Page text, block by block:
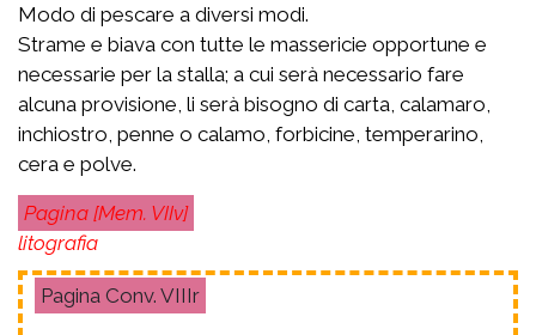
Modo di pescare a diversi modi.
Strame e biava con tutte le massericie opportune e
necessarie per la stalla; a cui serà necessario fare
alcuna provisione, li serà bisogno di carta, calamaro,
inchiostro, penne o calamo, forbicine, temperarino,
cera e polve.
[Mem. VIIv]
litografia
Conv. VIIIr